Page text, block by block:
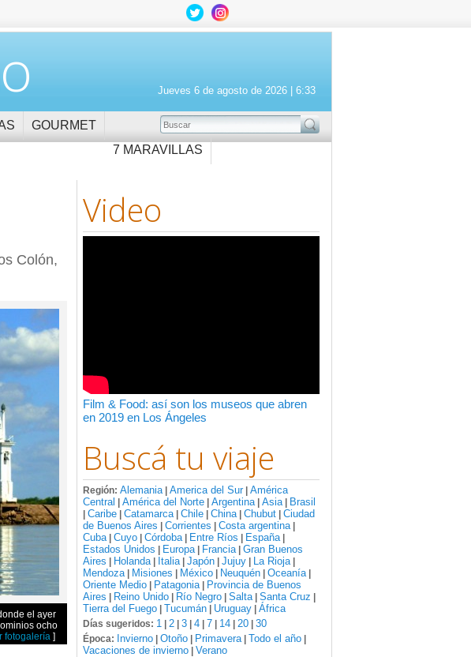
Jueves 6 de agosto de 2026 | 6:33
BUSCAR
GOURMET
7 MARAVILLAS
Video
Film & Food: así son los museos que abren
en 2019 en Los Ángeles
Buscá tu viaje
Región: Alemania| America del Sur| América
Central
América del Norte Argentina| Asia| Brasil
Caribe Catamarca| Chile China| Chubut Ciudad
de Buenos Aires
Corrientes Costa argentina|
Cuba| Cuyo Córdoba| Entre Ríos España|
Estados Unidos Europa| Francia| Gran Buenos
Aires
Holanda| Italia| Japón Jujuy La Rioja|
Mendoza| Misiones México Neuquén Oceanía|
Oriente Medio Patagonia|
Provincia de Buenos
Aires
Reino Unido Río Negro Salta| Santa Cruz
Tierra del Fuego Tucumán Uruguay África
Días sugeridos: 1 2 3 4 7 14 20 30
Época: Invierno Otoño Primavera| Todo el año
Vacaciones de invierno Verano
Colón,
el ayer
ocho
fotogalería ]